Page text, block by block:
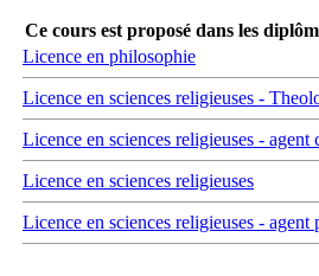
Ce cours est proposé dans les
Licence en philosophie
Licence en sciences religieuses -
Licence en sciences religieuses - agent
Licence en sciences religieuses
Licence en sciences religieuses - agent